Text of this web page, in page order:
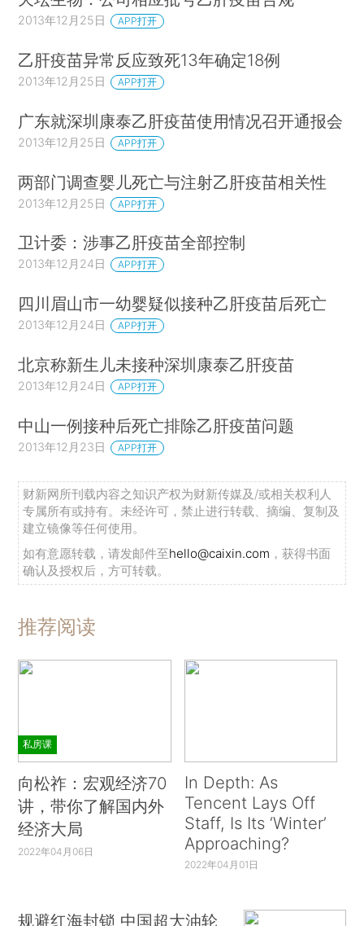
2013年12月25日 APP打开
乙肝疫苗异常反应致死13年确定18例
2013年12月25日 APP打开
广东就深圳康泰乙肝疫苗使用情况召开通报会
2013年12月25日 APP打开
两部门调查婴儿死亡与注射乙肝疫苗相关性
2013年12月25日 APP打开
卫计委：涉事乙肝疫苗全部控制
2013年12月24日 APP打开
四川眉山市一幼婴疑似接种乙肝疫苗后死亡
2013年12月24日 APP打开
北京称新生儿未接种深圳康泰乙肝疫苗
2013年12月24日 APP打开
中山一例接种后死亡排除乙肝疫苗问题
2013年12月23日 APP打开
财新网所刊载内容之知识产权为财新传媒及/或相关权利人
专属所有或持有。未经许可，禁止进行转载、摘编、复制及
建立镜像等任何使用。
如有意愿转载，请发邮件至hello@caixin.com ，获得书面
确认及授权后，方可转载。
推荐阅读
私房课
向松祚：宏观经济70
讲，带你了解国内外
经济大局
2022年04月06日
In Depth: As
Tencent Lays Off
Staff, Is Its ‘Winter’
Approaching?
2022年04月01日
规避红海封锁 中国超大油轮